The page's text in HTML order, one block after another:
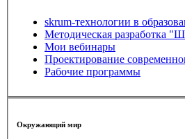
skrum-технологии в
Методическая разработка
Мои вебинары
Проектирование
Рабочие программы
Окружающий мир